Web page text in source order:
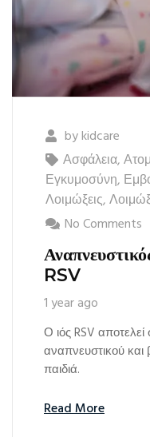
bykidcare
Ασφάλεια,
Εγκυμοσύνη,
Λοιμώξεις,
No Comments
RSV
1 year ago
Ο ιός RSV αποτελεί
αναπνευστικού και
παιδιά.
Read More